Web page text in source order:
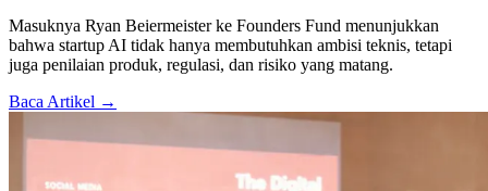
Masuknya Ryan Beiermeister ke Founders Fund menunjukkan
bahwa startup AI tidak hanya membutuhkan ambisi teknis, tetapi
juga penilaian produk, regulasi, dan risiko yang matang.
Baca Artikel →